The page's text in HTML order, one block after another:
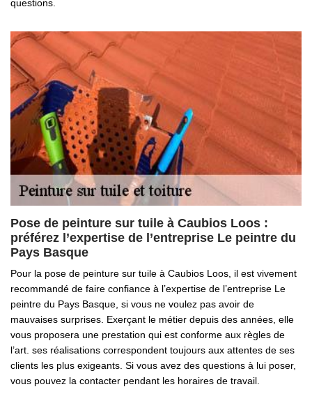
questions.
Pose de peinture sur tuile à Caubios Loos :
préférez l’expertise de l’entreprise Le peintre du
Pays Basque
Pour la pose de peinture sur tuile à Caubios Loos, il est vivement
recommandé de faire confiance à l’expertise de l’entreprise Le
peintre du Pays Basque, si vous ne voulez pas avoir de
mauvaises surprises. Exerçant le métier depuis des années, elle
vous proposera une prestation qui est conforme aux règles de
l’art. ses réalisations correspondent toujours aux attentes de ses
clients les plus exigeants. Si vous avez des questions à lui poser,
vous pouvez la contacter pendant les horaires de travail.